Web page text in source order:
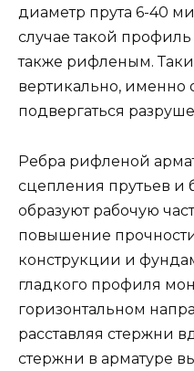
диаметр прута 6-40
случае такой
также рифленым.
вертикально, именно
подвергаться
Ребра рифленой
сцепления прутьев и
образуют рабочую
повышение
конструкции и
гладкого профиля
горизонтальном
расставляя стержни
стержни в арматуре